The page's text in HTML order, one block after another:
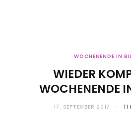
WOCHENENDE IN
WIEDER
WOCHENENDE
17. SEPTEMBER 2017 11